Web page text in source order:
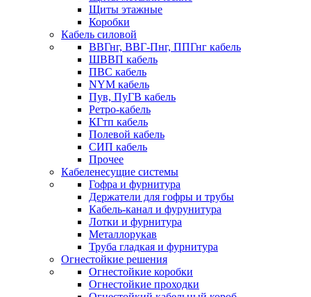
Щиты этажные
Коробки
Кабель силовой
ВВГнг, ВВГ-Пнг, ППГнг кабель
ШВВП кабель
ПВС кабель
NYM кабель
Пув, ПуГВ кабель
Ретро-кабель
КГтп кабель
Полевой кабель
СИП кабель
Прочее
Кабеленесущие системы
Гофра и фурнитура
Держатели для гофры и трубы
Кабель-канал и фурунитура
Лотки и фурнитура
Металлорукав
Труба гладкая и фурнитура
Огнестойкие решения
Огнестойкие коробки
Огнестойкие проходки